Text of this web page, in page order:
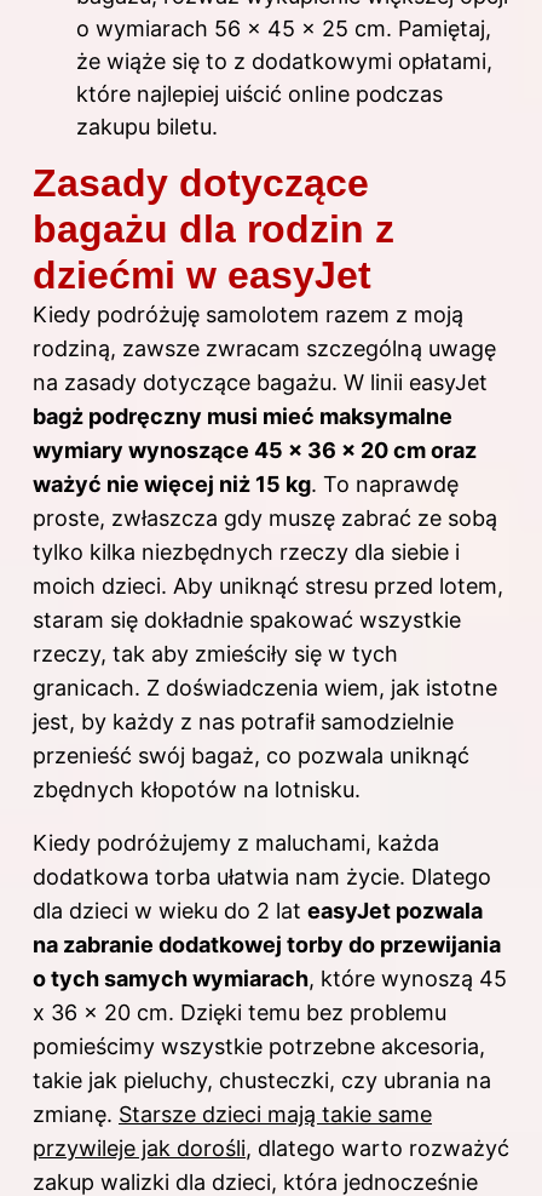
o wymiarach 56 x 45 x 25 cm. Pamiętaj,
że wiąże się to z dodatkowymi opłatami,
które najlepiej uiścić online podczas
zakupu biletu.
Zasady dotyczące
bagażu dla rodzin z
dziećmi w easyJet
Kiedy podróżuję samolotem razem z moją
rodziną, zawsze zwracam szczególną uwagę
na zasady dotyczące bagażu. W linii easyJet
bagż podręczny musi mieć maksymalne
wymiary wynoszące 45 x 36 x 20 cm oraz
ważyć nie więcej niż 15 kg. To naprawdę
proste, zwłaszcza gdy muszę zabrać ze sobą
tylko kilka niezbędnych rzeczy dla siebie i
moich dzieci. Aby uniknąć stresu przed lotem,
staram się dokładnie spakować wszystkie
rzeczy, tak aby zmieściły się w tych
granicach. Z doświadczenia wiem, jak istotne
jest, by każdy z nas potrafił samodzielnie
przenieść swój bagaż, co pozwala uniknąć
zbędnych kłopotów na lotnisku.
Kiedy podróżujemy z maluchami, każda
dodatkowa torba ułatwia nam życie. Dlatego
dla dzieci w wieku do 2 lat easyJet pozwala
na zabranie dodatkowej torby do przewijania
o tych samych wymiarach, które wynoszą 45
x 36 x 20 cm. Dzięki temu bez problemu
pomieścimy wszystkie potrzebne akcesoria,
takie jak pieluchy, chusteczki, czy ubrania na
zmianę. Starsze dzieci mają takie same
przywileje jak dorośli, dlatego warto rozważyć
zakup walizki dla dzieci, która jednocześnie